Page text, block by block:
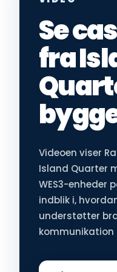
Se
fra
Videoen viser
Island Quarter
WES3-enheder
indblik i,
understøtter